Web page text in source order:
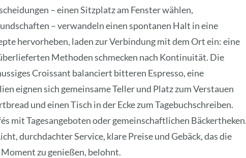
– einen Sitzplatz am Fenster wählen,
– verwandeln einen spontanen Halt in eine
hervorheben, laden zur Verbindung mit dem Ort ein: eine
Methoden schmecken nach Kontinuität. Die
Croissant balanciert bitteren Espresso, eine
eignen sich gemeinsame Teller und Platz zum Verstauen
und einen Tisch in der Ecke zum Tagebuchschreiben.
mit Tagesangeboten oder gemeinschaftlichen
durchdachter Service, klare Preise und Gebäck, das die
zu genießen, belohnt.